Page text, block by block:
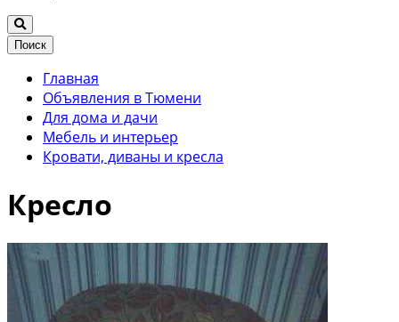
Поиск
Главная
Объявления в Тюмени
Для дома и дачи
Мебель и интерьер
Кровати, диваны и кресла
Кресло